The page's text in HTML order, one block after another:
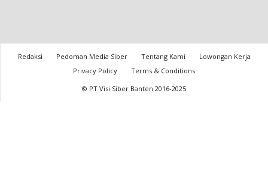
Redaksi Pedoman Media Siber Tentang Kami
Lowongan Kerja
Privacy Policy
Terms & Conditions
© PT Visi Siber Banten 2016-2025